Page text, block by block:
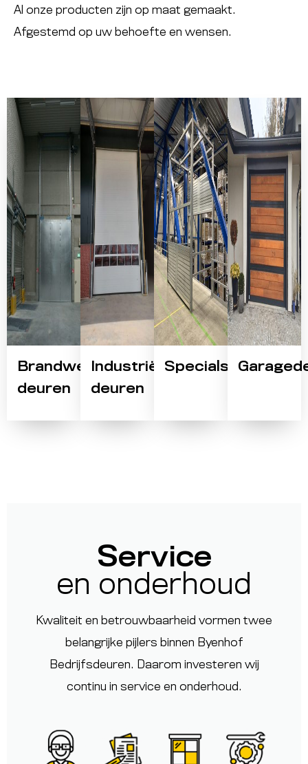
Al onze producten zijn op maat gemaakt.
Afgestemd op uw behoefte en wensen.
Brandwerende
deuren
Industriële
deuren
Specials
Service
en onderhoud
Kwaliteit en betrouwbaarheid vormen twee
belangrijke pijlers binnen Byenhof
Bedrijfsdeuren. Daarom investeren wij
continu in service en onderhoud.